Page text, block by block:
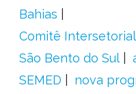
Bahias
Comitê
São Bento do Sul
SEMED
nova